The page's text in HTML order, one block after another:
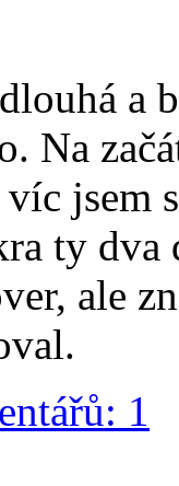
a
Na
víc jsem
ty
ale
1